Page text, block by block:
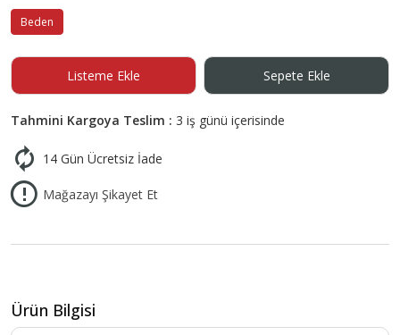
Beden
Listeme Ekle Sepete Ekle
Tahmini Kargoya Teslim : 3 iş günü içerisinde
14 Gün Ücretsiz İade
Mağazayı Şikayet Et
Ürün Bilgisi